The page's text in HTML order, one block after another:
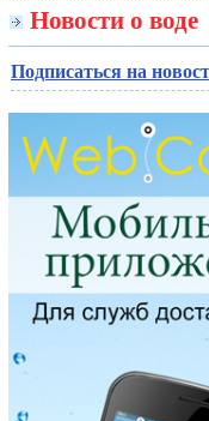
Новости о воде
Подписаться на